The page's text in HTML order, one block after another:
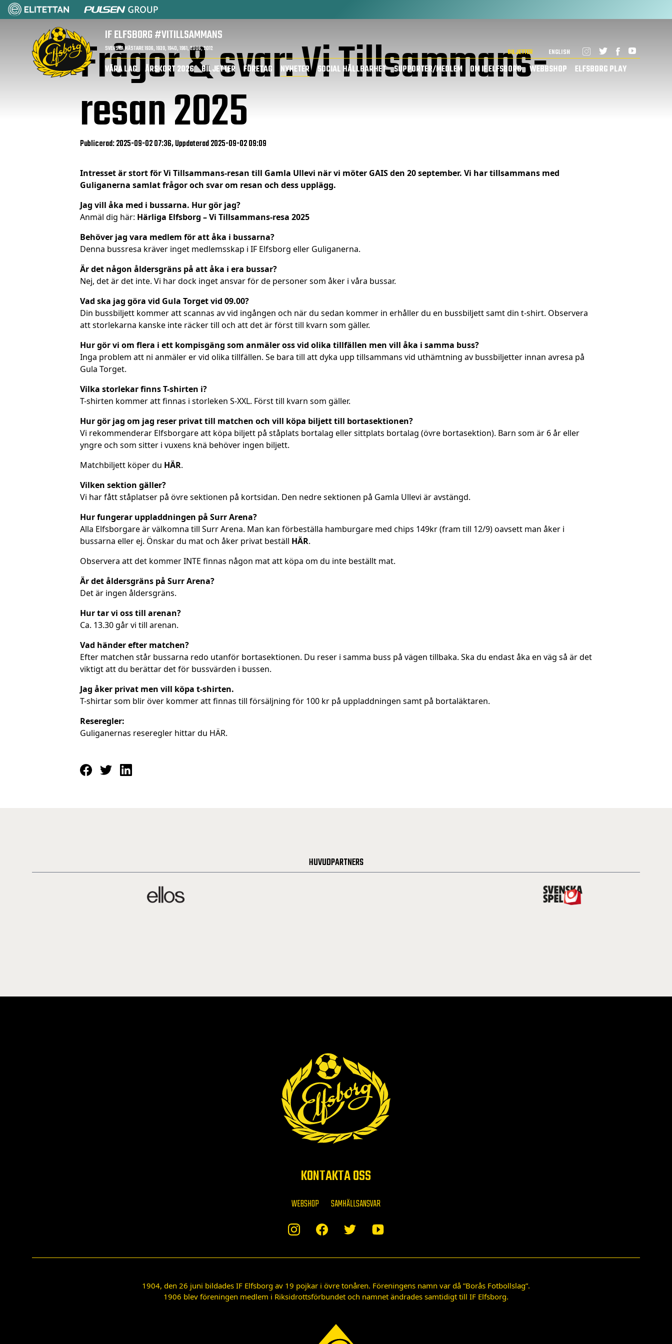
IF ELFSBORG#VITILLSAMMANS
SVENSKA MÄSTARE 1936, 1939, 1940, 1961, 2006, 2012 BILJETTER ENGLISH
VÅRA LAG ÅRSKORT 2026 BILJETTER FÖRETAG NYHETER SOCIAL HÅLLBARHET SUPPORTER/MEDLEM OM IF ELFSBORG WEBBSHOP ELFSBORG PLAY
Frågor & svar: Vi Tillsammans-
resan 2025
Publicerad: 2025-09-02 07:36, Uppdaterad 2025-09-02 09:09
Intresset är stort för Vi Tillsammans-resan till Gamla Ullevi när vi möter GAIS den 20 september. Vi har tillsammans med
Guliganerna samlat frågor och svar om resan och dess upplägg.
Jag vill åka med i bussarna. Hur gör jag?
Anmäl dig här: Härliga Elfsborg – Vi Tillsammans-resa 2025
Behöver jag vara medlem för att åka i bussarna?
Denna bussresa kräver inget medlemsskap i IF Elfsborg eller Guliganerna.
Är det någon åldersgräns på att åka i era bussar?
Nej, det är det inte. Vi har dock inget ansvar för de personer som åker i våra bussar.
Vad ska jag göra vid Gula Torget vid 09.00?
Din bussbiljett kommer att scannas av vid ingången och när du sedan kommer in erhåller du en bussbiljett samt din t-shirt. Observera
att storlekarna kanske inte räcker till och att det är först till kvarn som gäller.
Hur gör vi om flera i ett kompisgäng som anmäler oss vid olika tillfällen men vill åka i samma buss?
Inga problem att ni anmäler er vid olika tillfällen. Se bara till att dyka upp tillsammans vid uthämtning av bussbiljetter innan avresa på
Gula Torget.
Vilka storlekar finns T-shirten i?
T-shirten kommer att finnas i storleken S-XXL. Först till kvarn som gäller.
Hur gör jag om jag reser privat till matchen och vill köpa biljett till bortasektionen?
Vi rekommenderar Elfsborgare att köpa biljett på ståplats bortalag eller sittplats bortalag (övre bortasektion). Barn som är 6 år eller
yngre och som sitter i vuxens knä behöver ingen biljett.
Matchbiljett köper du HÄR.
Vilken sektion gäller?
Vi har fått ståplatser på övre sektionen på kortsidan. Den nedre sektionen på Gamla Ullevi är avstängd.
Hur fungerar uppladdningen på Surr Arena?
Alla Elfsborgare är välkomna till Surr Arena. Man kan förbeställa hamburgare med chips 149kr (fram till 12/9) oavsett man åker i
bussarna eller ej. Önskar du mat och åker privat beställ HÄR.
Observera att det kommer INTE finnas någon mat att köpa om du inte beställt mat.
Är det åldersgräns på Surr Arena?
Det är ingen åldersgräns.
Hur tar vi oss till arenan?
Ca. 13.30 går vi till arenan.
Vad händer efter matchen?
Efter matchen står bussarna redo utanför bortasektionen. Du reser i samma buss på vägen tillbaka. Ska du endast åka en väg så är det
viktigt att du berättar det för bussvärden i bussen.
Jag åker privat men vill köpa t-shirten.
T-shirtar som blir över kommer att finnas till försäljning för 100 kr på uppladdningen samt på bortaläktaren.
Reseregler:
Guliganernas reseregler hittar du HÄR.
HUVUDPARTNERS
KONTAKTA OSS
WEBSHOP SAMHÄLLSANSVAR
1904, den 26 juni bildades IF Elfsborg av 19 pojkar i övre tonåren. Föreningens namn var då ”Borås Fotbollslag”.
1906 blev föreningen medlem i Riksidrottsförbundet och namnet ändrades samtidigt till IF Elfsborg.